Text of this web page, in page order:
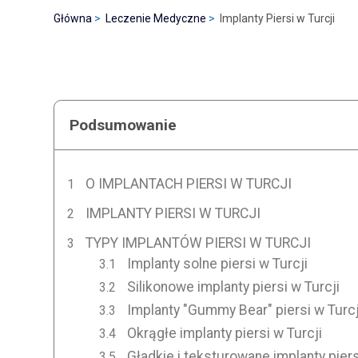
Główna Leczenie Medyczne Implanty Piersi w Turcji
Podsumowanie
O IMPLANTACH PIERSI W TURCJI
IMPLANTY PIERSI W TURCJI
TYPY IMPLANTÓW PIERSI W TURCJI
Implanty solne piersi w Turcji
Silikonowe implanty piersi w Turcji
Implanty "Gummy Bear" piersi w
Okrągłe implanty piersi w Turcji